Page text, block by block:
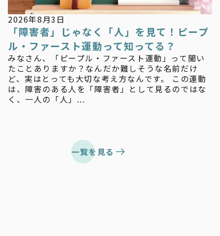
2026年8月3日
「障害者」じゃなく「人」を見て！ピープ
ル・ファースト運動って知ってる？
みなさん、「ピープル・ファースト運動」って聞い
たことありますか？なんだか難しそうな名前だけ
ど、実はとっても大切な考え方なんです。 この運動
は、障害のある人を「障害者」として見るのではな
く、一人の「人」...
一覧を見る